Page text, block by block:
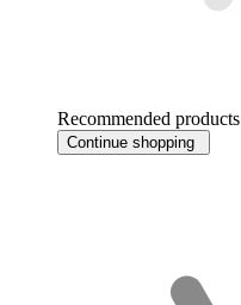
Recommended products
Continue shopping